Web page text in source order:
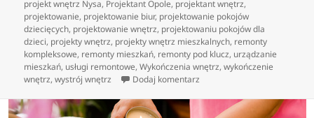
projekt wnętrz Nysa, Projektant Opole, projektant wnętrz,
projektowanie, projektowanie biur, projektowanie pokojów
dziecięcych, projektowanie wnętrz, projektowaniu pokojów dla
dzieci, projekty wnętrz, projekty wnętrz mieszkalnych, remonty
kompleksowe, remonty mieszkań, remonty pod klucz, urządzanie
mieszkań, usługi remontowe,Wykończenia wnętrz,wykończenie
wnętrz,wystrój wnętrz Dodaj komentarz